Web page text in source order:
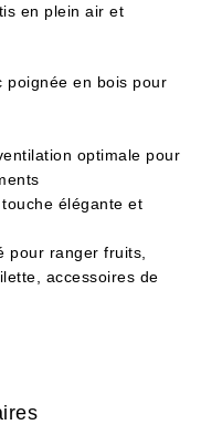
en plein air et
poignée en bois pour
optimale pour
élégante et
pour ranger fruits,
accessoires de